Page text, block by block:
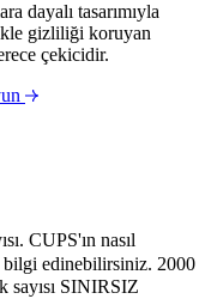
dayalı tasarımıyla
gizliliği koruyan
çekicidir.
CUPS'ın nasıl
bilgi edinebilirsiniz. 2000
SINIRSIZ